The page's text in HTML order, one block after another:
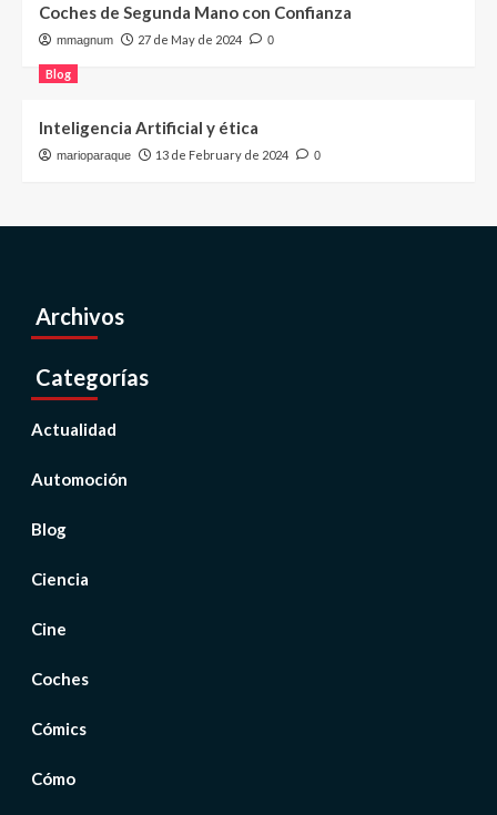
Coches de Segunda Mano con Confianza
mmagnum 27 de May de 2024 0
Blog
Inteligencia Artificial y ética
marioparaque 13 de February de 2024 0
Archivos
Categorías
Actualidad
Automoción
Blog
Ciencia
Cine
Coches
Cómics
Cómo